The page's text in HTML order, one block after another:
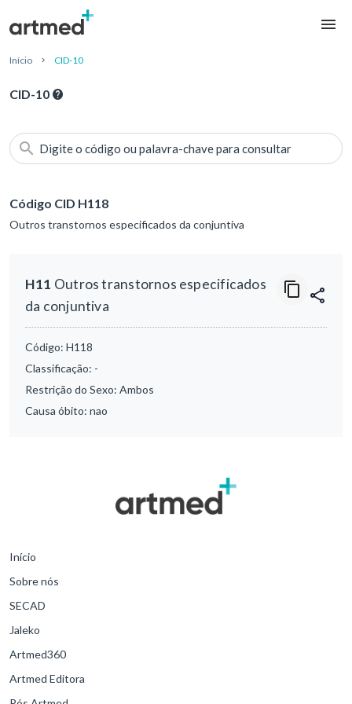
Início CID-10
CID-10
Digite o código ou palavra-chave para consultar
Código CID H118
Outros transtornos especificados da conjuntiva
H11 Outros transtornos especificados
da conjuntiva
Código: H118
Classificação: -
Restrição do Sexo: Ambos
Causa óbito: nao
Início
Sobre nós
SECAD
Jaleko
Artmed360
Artmed Editora